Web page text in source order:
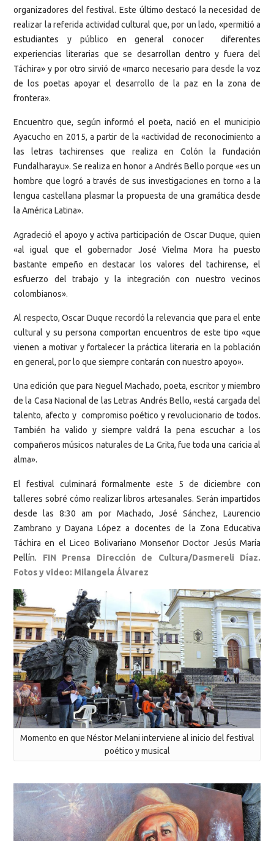
organizadores del festival. Este último destacó la necesidad de
realizar la referida actividad cultural que, por un lado, «permitió a
estudiantes y público en general conocer diferentes
experiencias literarias que se desarrollan dentro y fuera del
Táchira» y por otro sirvió de «marco necesario para desde la voz
de los poetas apoyar el desarrollo de la paz en la zona de
frontera».
Encuentro que, según informó el poeta, nació en el municipio
Ayacucho en 2015, a partir de la «actividad de reconocimiento a
las letras tachirenses que realiza en Colón la fundación
Fundalharayu». Se realiza en honor a Andrés Bello porque «es un
hombre que logró a través de sus investigaciones en torno a la
lengua castellana plasmar la propuesta de una gramática desde
la América Latina».
Agradeció el apoyo y activa participación de Oscar Duque, quien
«al igual que el gobernador José Vielma Mora ha puesto
bastante empeño en destacar los valores del tachirense, el
esfuerzo del trabajo y la integración con nuestro vecinos
colombianos».
Al respecto, Oscar Duque recordó la relevancia que para el ente
cultural y su persona comportan encuentros de este tipo «que
vienen a motivar y fortalecer la práctica literaria en la población
en general, por lo que siempre contarán con nuestro apoyo».
Una edición que para Neguel Machado, poeta, escritor y miembro
de la Casa Nacional de las Letras Andrés Bello, «está cargada del
talento, afecto y compromiso poético y revolucionario de todos.
También ha valido y siempre valdrá la pena escuchar a los
compañeros músicos naturales de La Grita, fue toda una caricia al
alma».
El festival culminará formalmente este 5 de diciembre con
talleres sobré cómo realizar libros artesanales. Serán impartidos
desde las 8:30 am por Machado, José Sánchez, Laurencio
Zambrano y Dayana López a docentes de la Zona Educativa
Táchira en el Liceo Bolivariano Monseñor Doctor Jesús María
Pellín. FIN Prensa Dirección de Cultura/Dasmereli Díaz.
Fotos y video: Milangela Álvarez
Momento en que Néstor Melani interviene al inicio del festival
poético y musical